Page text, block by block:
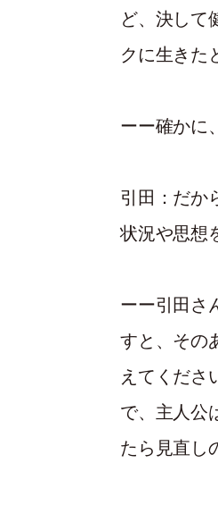
ど、決して
クに生きた
ーー確かに
引田： だか
状況や思想
ーー引田さ
すと、その
えてくださ
で、主人公
たら見直し